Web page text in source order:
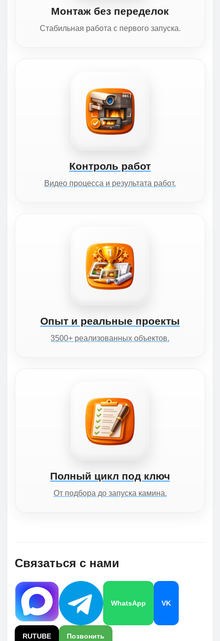
Монтаж без переделок
Стабильная работа с первого запуска.
Контроль работ
Видео процесса и результата работ.
Опыт и реальные проекты
3500+ реализованных объектов.
Полный цикл под ключ
От подбора до запуска камина.
Связаться с нами
WhatsApp VK
RUTUBE Позвонить